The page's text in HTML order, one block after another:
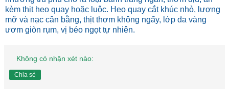
kèm thịt heo quay hoặc luộc. Heo quay cắt khúc nhỏ, lượng
mỡ và nạc cân bằng, thịt thơm không ngấy, lớp da vàng
ươm giòn rụm, vị béo ngọt tự nhiên.
Không có nhận xét nào:
Chia sẻ